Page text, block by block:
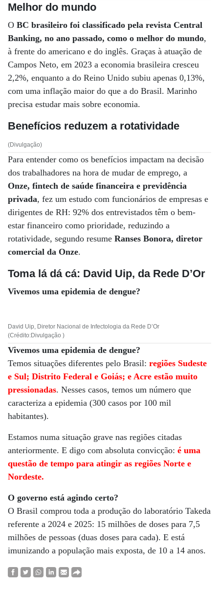
Melhor do mundo
O BC brasileiro foi classificado pela revista Central
Banking, no ano passado, como o melhor do mundo,
à frente do americano e do inglês. Graças à atuação de
Campos Neto, em 2023 a economia brasileira cresceu
2,2%, enquanto a do Reino Unido subiu apenas 0,13%,
com uma inflação maior do que a do Brasil. Marinho
precisa estudar mais sobre economia.
Benefícios reduzem a rotatividade
(Divulgação)
Para entender como os benefícios impactam na decisão
dos trabalhadores na hora de mudar de emprego, a
Onze, fintech de saúde financeira e previdência
privada, fez um estudo com funcionários de empresas e
dirigentes de RH: 92% dos entrevistados têm o bem-
estar financeiro como prioridade, reduzindo a
rotatividade, segundo resume Ranses Bonora, diretor
comercial da Onze.
Toma lá dá cá: David Uip, da Rede D’Or
Vivemos uma epidemia de dengue?
David Uip, Diretor Nacional de Infectologia da Rede D’Or
(Crédito:Divulgação )
Vivemos uma epidemia de dengue?
Temos situações diferentes pelo Brasil: regiões Sudeste
e Sul; Distrito Federal e Goiás; e Acre estão muito
pressionadas. Nesses casos, temos um número que
caracteriza a epidemia (300 casos por 100 mil
habitantes).
Estamos numa situação grave nas regiões citadas
anteriormente. E digo com absoluta convicção: é uma
questão de tempo para atingir as regiões Norte e
Nordeste.
O governo está agindo certo?
O Brasil comprou toda a produção do laboratório Takeda
referente a 2024 e 2025: 15 milhões de doses para 7,5
milhões de pessoas (duas doses para cada). E está
imunizando a população mais exposta, de 10 a 14 anos.